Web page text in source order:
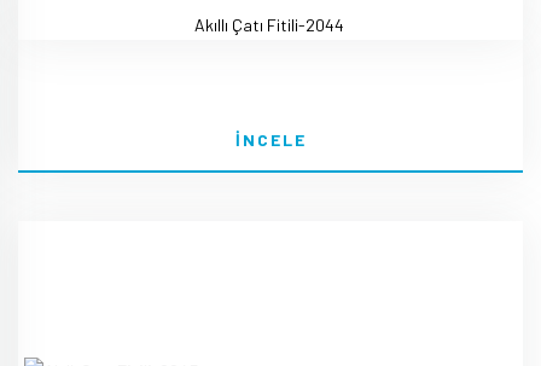
Akıllı Çatı Fitili-2044
İNCELE